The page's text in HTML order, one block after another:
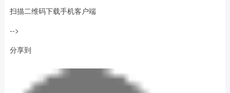
扫描二维码下载手机客户端
-->
分享到